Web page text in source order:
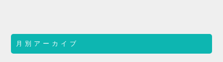
月別アーカイブ